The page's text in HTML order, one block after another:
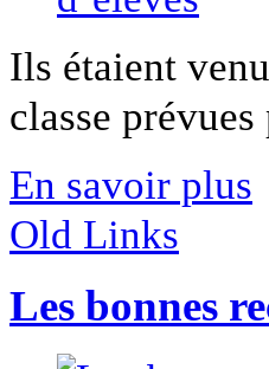
Ils étaient
classe
En savoir plus
Old Links
Les bonnes